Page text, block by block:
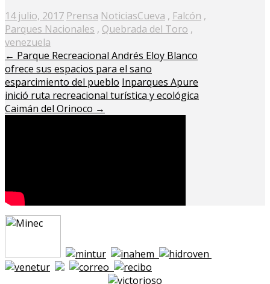
Posted
on
14 julio, 2017 Prensa NoticiasCueva , Falcón ,
Parques Nacionales , Quebrada del Toro ,
venezuela
← Parque Recreacional Andrés Eloy Blanco
ofrece sus espacios para el sano
esparcimiento del pueblo Inparques Apure
inició ruta recreacional turística y ecológica
Caimán del Orinoco →